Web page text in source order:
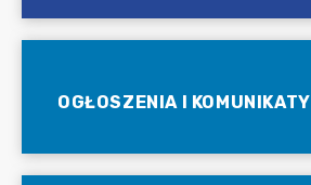
OGŁOSZENIA I KOMUNIKATY